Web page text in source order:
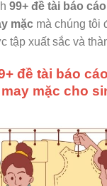
99+ đề tài báo
mặc mà chúng tôi
tập xuất sắc và
đề tài báo
mặc cho